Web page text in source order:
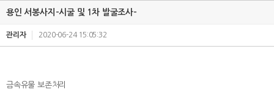
용인 서봉사지-시굴 및 1차 발굴조사-
관리자 2020-06-24 15:05:32
금속유물 보존처리